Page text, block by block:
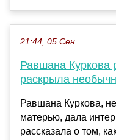
21:44, 05 Сен
Равшана Куркова
раскрыла
Равшана Куркова,
матерью, дала
рассказала о том,